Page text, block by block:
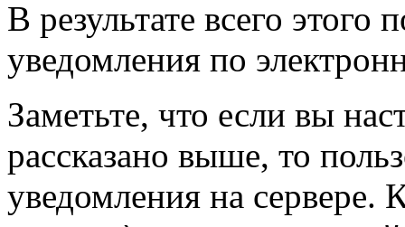
В результате всего этого
уведомления по
Заметьте, что если вы
рассказано выше, то
уведомления на сервере.